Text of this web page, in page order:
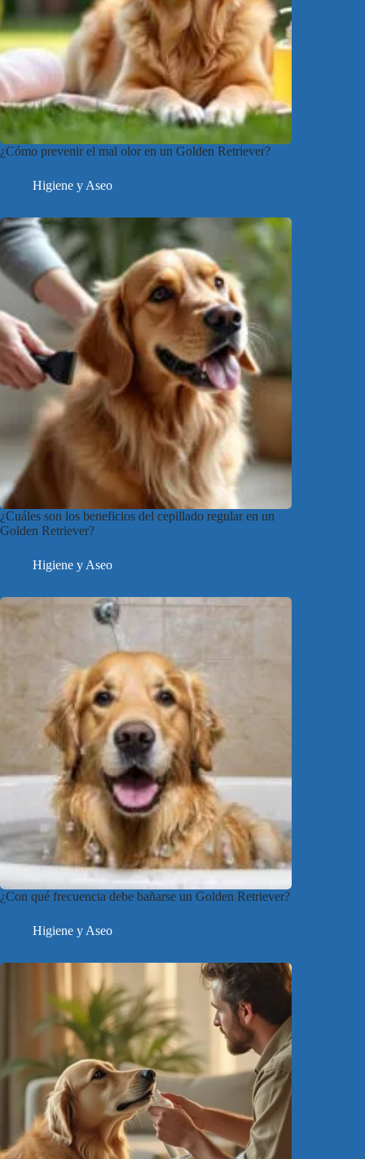
¿Cómo prevenir el mal olor en un Golden Retriever?
Higiene y Aseo
¿Cuáles son los beneficios del cepillado regular en un
Golden Retriever?
Higiene y Aseo
¿Con qué frecuencia debe bañarse un Golden Retriever?
Higiene y Aseo